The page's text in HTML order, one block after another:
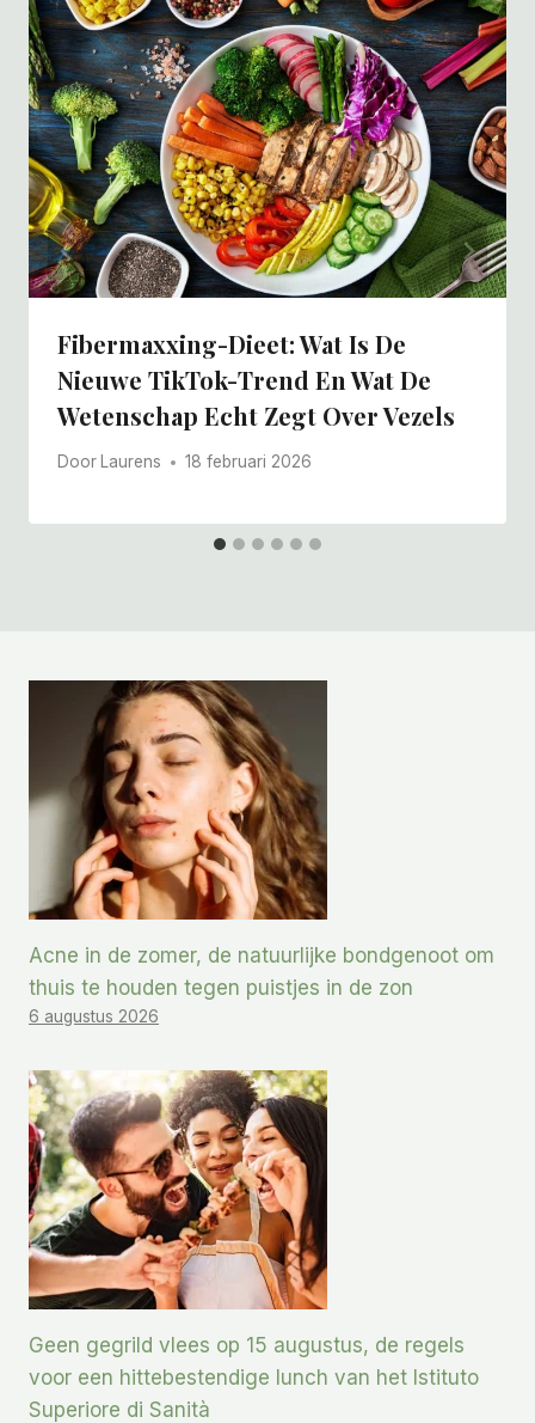
Fibermaxxing-Dieet: Wat Is De
Nieuwe TikTok-Trend En Wat De
Wetenschap Echt Zegt Over Vezels
Door Laurens 18 februari 2026
Acne in de zomer, de natuurlijke bondgenoot om
thuis te houden tegen puistjes in de zon
6 augustus 2026
Geen gegrild vlees op 15 augustus, de regels
voor een hittebestendige lunch van het Istituto
Superiore di Sanità